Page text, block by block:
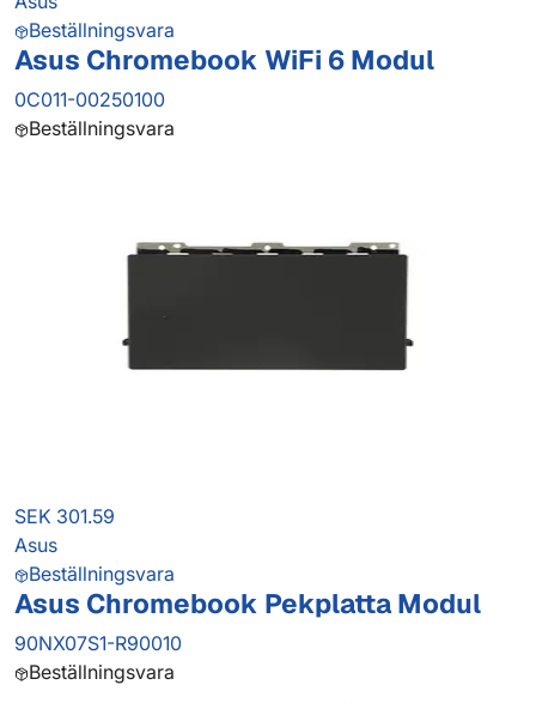
Beställningsvara
Asus Chromebook WiFi 6 Modul
0C011-00250100
Beställningsvara
SEK 301.59
Asus
Beställningsvara
Asus Chromebook Pekplatta Modul
90NX07S1-R90010
Beställningsvara